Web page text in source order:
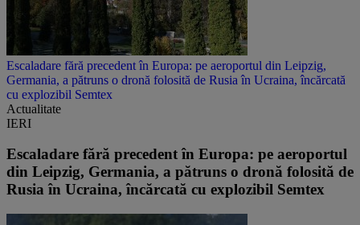
Escaladare fără precedent în Europa: pe aeroportul din Leipzig,
Germania, a pătruns o dronă folosită de Rusia în Ucraina, încărcată
cu explozibil Semtex
Actualitate
IERI
Escaladare fără precedent în Europa: pe aeroportul
din Leipzig, Germania, a pătruns o dronă folosită de
Rusia în Ucraina, încărcată cu explozibil Semtex